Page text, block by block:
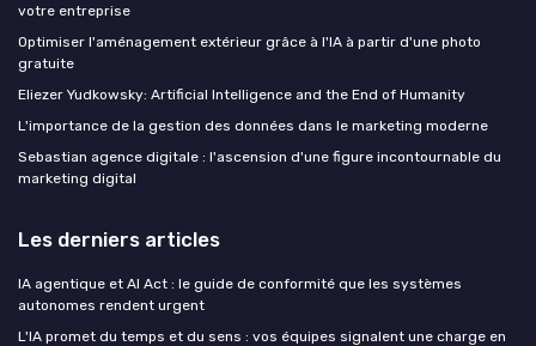
votre entreprise
Optimiser l'aménagement extérieur grâce à l'IA à partir d'une photo
gratuite
Eliezer Yudkowsky: Artificial Intelligence and the End of Humanity
L'importance de la gestion des données dans le marketing moderne
Sebastian agence digitale : l'ascension d'une figure incontournable du
marketing digital
Les derniers articles
IA agentique et AI Act : le guide de conformité que les systèmes
autonomes rendent urgent
L'IA promet du temps et du sens : vos équipes signalent une charge en